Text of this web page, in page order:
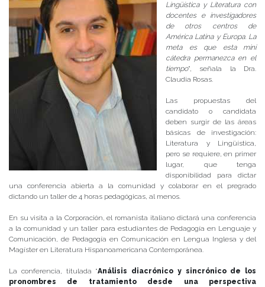
Lingüística y Literatura con
docentes e investigadores
de otros centros de
América Latina y Europa. La
meta es que esta mini
cátedra permanezca en el
tiempo”, señala la Dra.
Claudia Rosas.
Las propuestas del
candidato o candidata
deben surgir de las áreas
básicas de investigación:
Literatura y Lingüística,
pero se requiere, en primer
lugar, que tenga
disponibilidad para dictar
una conferencia abierta a la comunidad y colaborar en el pregrado
dictando un taller de 4 horas pedagógicas, al menos.
En su visita a la Corporación, el romanista italiano dictará una conferencia
a la comunidad y un taller para estudiantes de Pedagogía en Lenguaje y
Comunicación, de Pedagogía en Comunicación en Lengua Inglesa y del
Magíster en Literatura Hispanoamericana Contemporánea.
La conferencia, titulada “Análisis diacrónico y sincrónico de los
pronombres de tratamiento desde una perspectiva